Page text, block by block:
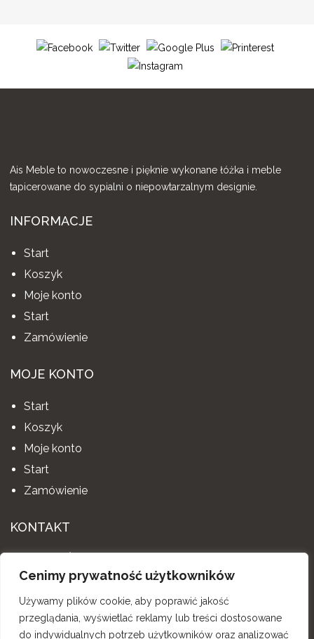
Cenimy prywatność użytkowników
Używamy plików cookie, aby poprawić jakość
przeglądania, wyświetlać reklamy lub treści dostosowane
do indywidualnych potrzeb użytkowników oraz analizować
Ais Meble to nowoczesne i pięknie wykonane łóżka i meble
tapicerowane do sypialni o niepowtarzalnym designie.
INFORMACJE
Start
Koszyk
Moje konto
Start
Zamówienie
MOJE KONTO
Start
Koszyk
Moje konto
Start
Zamówienie
KONTAKT
tel. 600 335 659
biuro-aismeble@wp.pl , aismeble@gmail.com